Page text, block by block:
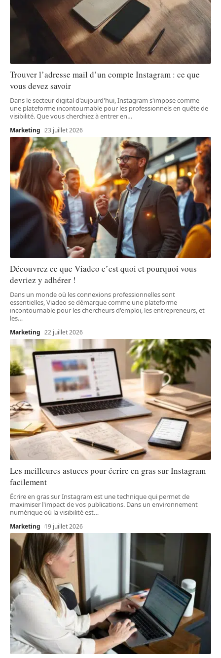
Trouver l’adresse mail d’un compte Instagram : ce que
vous devez savoir
Dans le secteur digital d'aujourd'hui, Instagram s'impose comme
une plateforme incontournable pour les professionnels en quête de
visibilité. Que vous cherchiez à entrer en…
Marketing 23 juillet 2026
Découvrez ce que Viadeo c’est quoi et pourquoi vous
devriez y adhérer !
Dans un monde où les connexions professionnelles sont
essentielles, Viadeo se démarque comme une plateforme
incontournable pour les chercheurs d'emploi, les entrepreneurs, et
les…
Marketing 22 juillet 2026
Les meilleures astuces pour écrire en gras sur Instagram
facilement
Écrire en gras sur Instagram est une technique qui permet de
maximiser l'impact de vos publications. Dans un environnement
numérique où la visibilité est…
Marketing 19 juillet 2026